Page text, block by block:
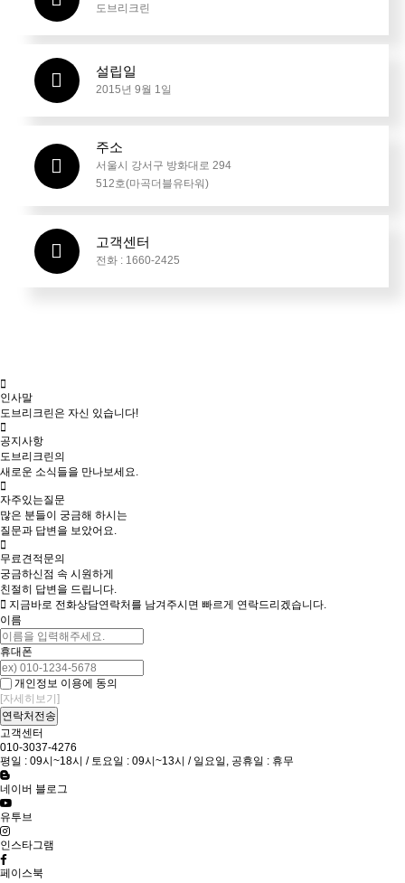
도브리크린
설립일
2015년 9월 1일
주소
서울시 강서구 방화대로 294
512호(마곡더블유타워)
고객센터
전화 : 1660-2425
인사말
도브리크린은 자신 있습니다!
공지사항
도브리크린의
새로운 소식들을 만나보세요.
자주있는질문
많은 분들이 궁금해 하시는
질문과 답변을 보았어요.
무료견적문의
궁금하신점 속 시원하게
친절히 답변을 드립니다.
지금바로 전화상담연락처를 남겨주시면 빠르게 연락드리겠습니다.
이름
휴대폰
개인정보 이용에 동의
[자세히보기]
고객센터
010-3037-4276
평일 : 09시~18시 / 토요일 : 09시~13시 / 일요일, 공휴일 : 휴무
네이버 블로그
유투브
인스타그램
페이스북